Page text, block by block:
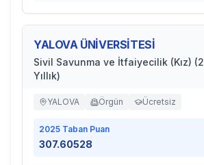
YALOVA ÜNİVERSİTESİ
Sivil Savunma ve İtfaiyecilik (Kız) (2
Yıllık)
YALOVA Örgün Ücretsiz
2025 Taban Puan
307.60528